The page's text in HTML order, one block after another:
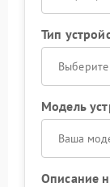
Тип
Выберите
Модель
Описание